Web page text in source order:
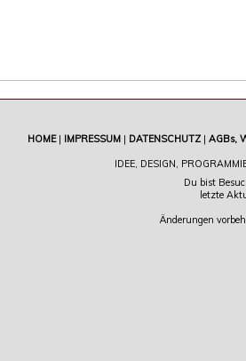
HOME| IMPRESSUM| DATENSCHUTZ| AGBs,
IDEE, DESIGN,
Du bist
letzte
Änderungen